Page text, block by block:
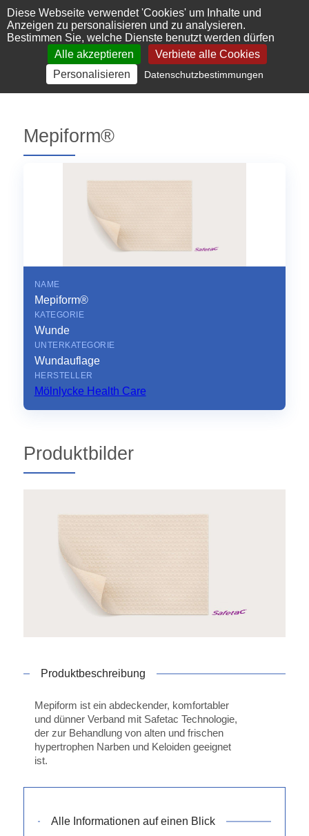
Cookie-Einstellungen
Diese Webseite verwendet 'Cookies' um Inhalte und
Anzeigen zu personalisieren und zu analysieren.
Bestimmen Sie, welche Dienste benutzt werden dürfen
Alle akzeptieren
Verbiete alle Cookies
Personalisieren
Datenschutzbestimmungen
Mepiform®
NAME
Mepiform®
KATEGORIE
Wunde
UNTERKATEGORIE
Wundauflage
HERSTELLER
Mölnlycke Health Care
Produktbilder
Produktbeschreibung
Mepiform ist ein abdeckender, komfortabler
und dünner Verband mit Safetac Technologie,
der zur Behandlung von alten und frischen
hypertrophen Narben und Keloiden geeignet
ist.
Alle Informationen auf einen Blick